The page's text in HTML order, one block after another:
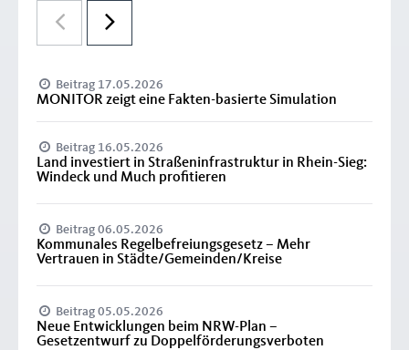
Beitrag 17.05.2026
MONITOR zeigt eine Fakten-basierte Simulation
Beitrag 16.05.2026
Land investiert in Straßeninfrastruktur in Rhein-Sieg:
Windeck und Much profitieren
Beitrag 06.05.2026
Kommunales Regelbefreiungsgesetz – Mehr
Vertrauen in Städte/Gemeinden/Kreise
Beitrag 05.05.2026
Neue Entwicklungen beim NRW-Plan –
Gesetzentwurf zu Doppelförderungsverboten